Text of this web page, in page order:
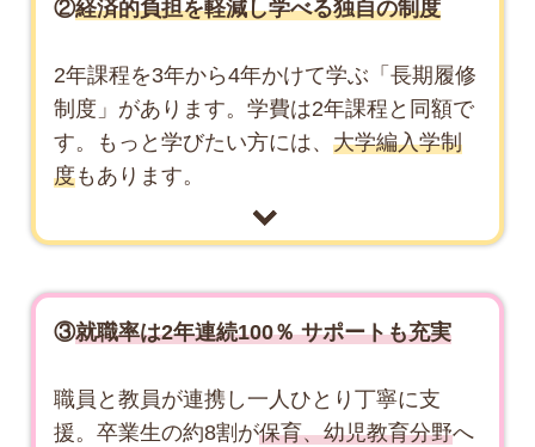
②経済的負担を軽減し学べる独自の制度
2年課程を3年から4年かけて学ぶ「長期履修
制度」があります。学費は2年課程と同額で
す。もっと学びたい方には、大学編入学制
度もあります。
③就職率は2年連続100％ サポートも充実
職員と教員が連携し一人ひとり丁寧に支
援。卒業生の約8割が保育、幼児教育分野へ